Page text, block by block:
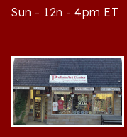
Cedar, Michigan